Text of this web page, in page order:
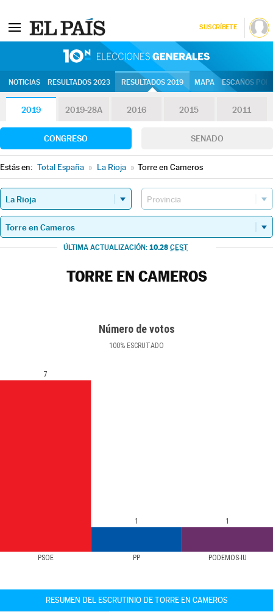
SUSCRÍBETE
NOTICIAS RESULTADOS 2023 RESULTADOS 2019 MAPA ESCAÑOS
2019 2019-28A 2016 2015 2011
CONGRESO SENADO
Estás en: Total España » La Rioja » Torre en Cameros
ÚLTIMA ACTUALIZACIÓN: 10.28 CEST
TORRE EN CAMEROS
Número de votos
100% ESCRUTADO
PSOE PP PODEMOS-IU
7
1 1
RESUMEN DEL ESCRUTINIO DE TORRE EN CAMEROS